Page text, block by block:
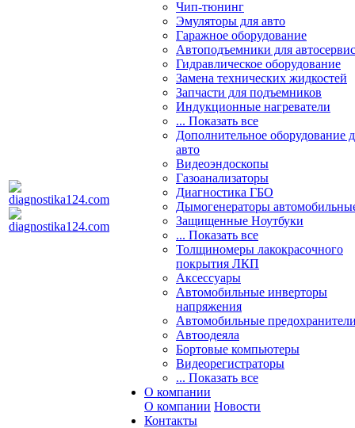
Чип-тюнинг
Эмуляторы для авто
Гаражное оборудование
Автоподъемники для
Гидравлическое оборудование
Замена технических жидкостей
Запчасти для подъемников
Индукционные нагреватели
... Показать все
Дополнительное оборудование
авто
Видеоэндоскопы
Газоанализаторы
Диагностика ГБО
Дымогенераторы
Защищенные Ноутбуки
... Показать все
Толщиномеры лакокрасочного
покрытия ЛКП
Аксессуары
Автомобильные инверторы
напряжения
Автомобильные
Автоодеяла
Бортовые компьютеры
Видеорегистраторы
... Показать все
О компании
О компании Новости
Контакты